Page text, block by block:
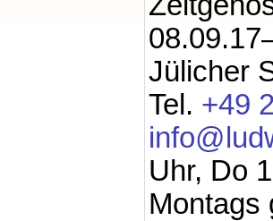
Jülicher
Tel. +49
Uhr, Do
Montags